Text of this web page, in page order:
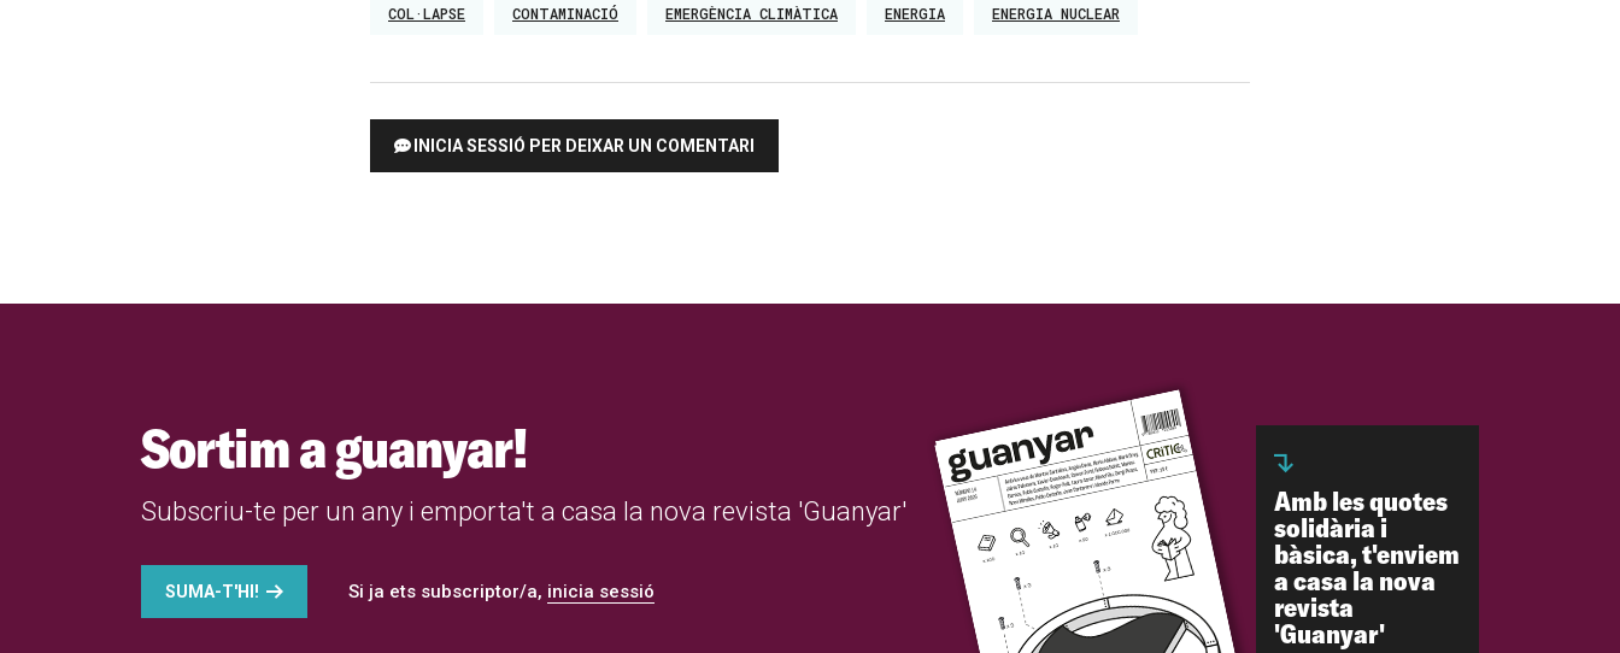
COL·LAPSE CONTAMINACIÓ EMERGÈNCIA CLIMÀTICA ENERGIA ENERGIA NUCLEAR
INICIA SESSIÓ PER DEIXAR UN COMENTARI
Sortim a guanyar!
Subscriu-te per un any i emporta't a casa la nova revista 'Guanyar'
SUMA-T'HI! Si ja ets subscriptor/a, inicia sessió
Amb les quotes
solidària i
bàsica, t'enviem
a casa la nova
revista
'Guanyar'